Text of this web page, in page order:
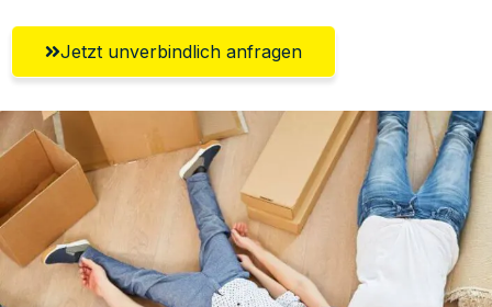
Jetzt unverbindlich anfragen